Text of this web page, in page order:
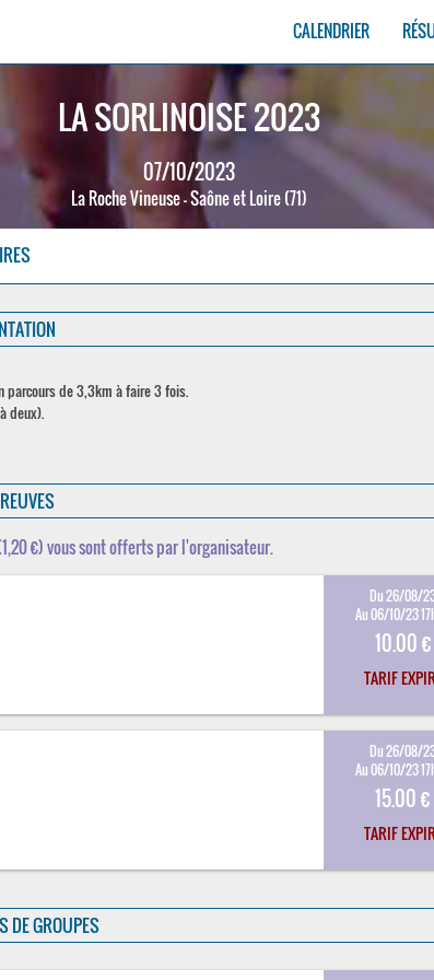
CALENDRIER
LA SORLINOISE 2023
07/10/2023
La Roche Vineuse - Saône et Loire (71)
parcours de 3,3km à faire 3 fois.
deux).
€) vous sont offerts par l'organisateur.
Du 26/08/
Au 06/10/23
10.00 €
TARIF
Du 26/08/
Au 06/10/23
15.00 €
TARIF
DE GROUPES